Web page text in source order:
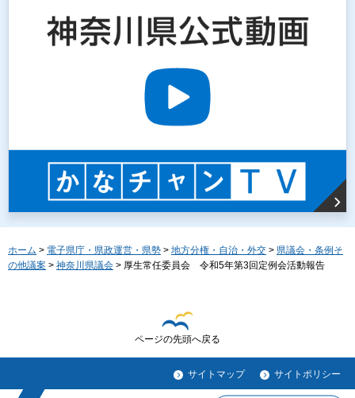
ホーム > 電子県庁・県政運営・県勢 > 地方分権・自治・外交 > 県議会・条例そ
の他議案 > 神奈川県議会 > 厚生常任委員会 令和5年第3回定例会活動報告
ページの先頭へ戻る
サイトマップ サイトポリシー